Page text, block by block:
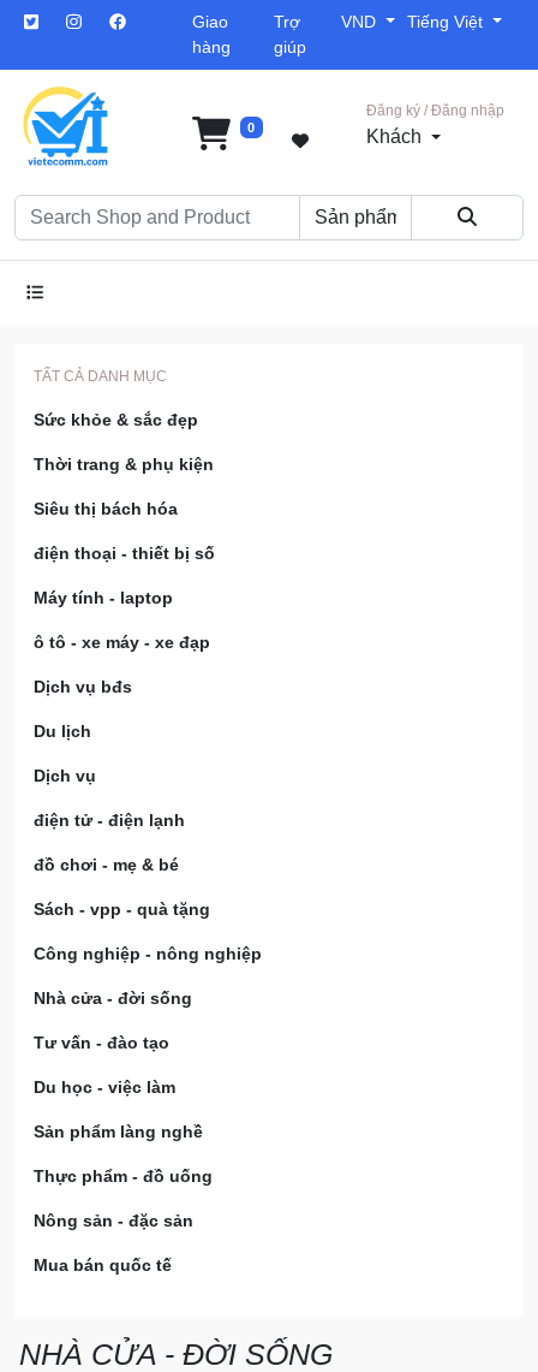
Giao
hàng
Trợ
giúp
VND Tiếng Việt
0
Đăng ký / Đăng nhập
Khách
TẤT CẢ DANH MỤC
Sức khỏe & sắc đẹp
Thời trang & phụ kiện
Siêu thị bách hóa
điện thoại - thiết bị số
Máy tính - laptop
ô tô - xe máy - xe đạp
Dịch vụ bđs
Du lịch
Dịch vụ
điện tử - điện lạnh
đồ chơi - mẹ & bé
Sách - vpp - quà tặng
Công nghiệp - nông nghiệp
Nhà cửa - đời sống
Tư vấn - đào tạo
Du học - việc làm
Sản phẩm làng nghề
Thực phẩm - đồ uống
Nông sản - đặc sản
Mua bán quốc tế
NHÀ CỬA - ĐỜI SỐNG